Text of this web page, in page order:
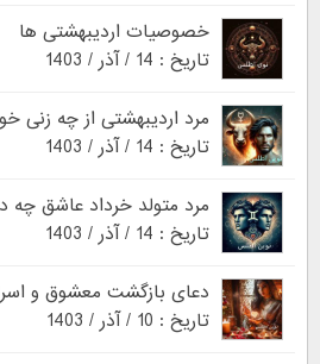
خصوصیات اردیبهشتی ها
تاریخ : 14 / آذر / 1403
مرد اردیبهشتی از چه زنی
تاریخ : 14 / آذر / 1403
مرد متولد خرداد عاشق
تاریخ : 14 / آذر / 1403
دعای بازگشت معشوق و
تاریخ : 10 / آذر / 1403